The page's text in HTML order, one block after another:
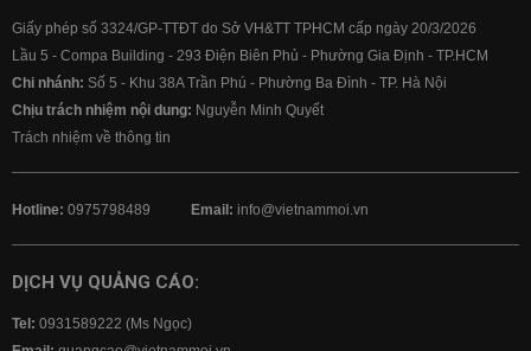
Giấy phép số 3324/GP-TTĐT do Sở VH&TT TPHCM cấp ngày 20/3/2026
Lầu 5 - Compa Building - 293 Điện Biên Phủ - Phường Gia Định - TP.HCM
Chi nhánh: Số 5 - Khu 38A Trần Phú - Phường Ba Đình - TP. Hà Nội
Chịu trách nhiệm nội dung: Nguyễn Minh Quyết
Trách nhiệm về thông tin
Hotline: 0975798489 Email: info@vietnammoi.vn
DỊCH VỤ QUẢNG CÁO:
Tel: 0931589222 (Ms Ngọc)